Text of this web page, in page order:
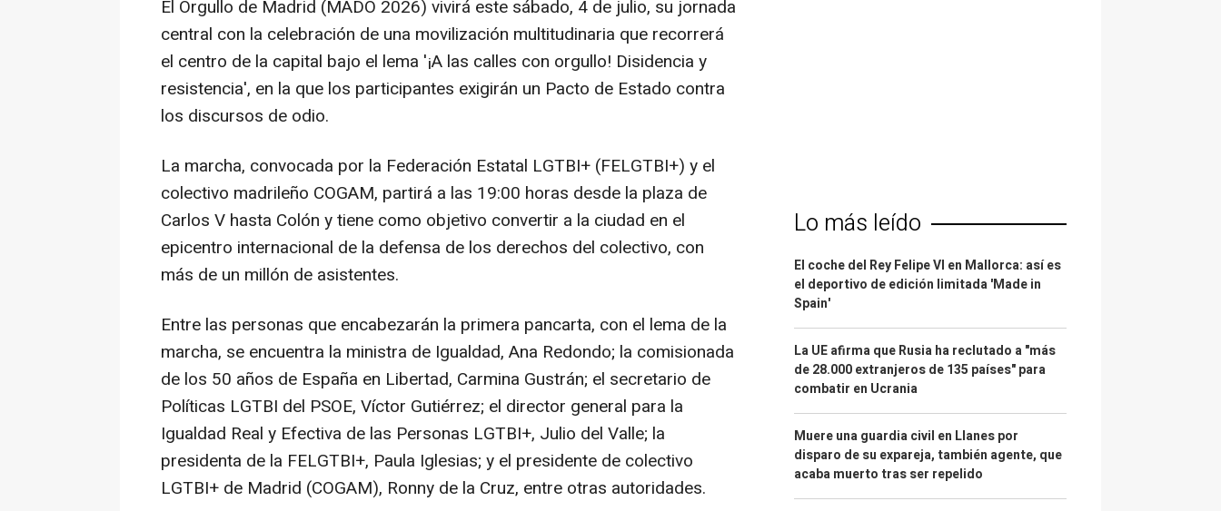
El Orgullo de Madrid (MADO 2026) vivirá este sábado, 4 de julio, su jornada
central con la celebración de una movilización multitudinaria que recorrerá
el centro de la capital bajo el lema '¡A las calles con orgullo! Disidencia y
resistencia', en la que los participantes exigirán un Pacto de Estado contra
los discursos de odio.
La marcha, convocada por la Federación Estatal LGTBI+ (FELGTBI+) y el
colectivo madrileño COGAM, partirá a las 19:00 horas desde la plaza de
Carlos V hasta Colón y tiene como objetivo convertir a la ciudad en el
epicentro internacional de la defensa de los derechos del colectivo, con
más de un millón de asistentes.
Entre las personas que encabezarán la primera pancarta, con el lema de la
marcha, se encuentra la ministra de Igualdad, Ana Redondo; la comisionada
de los 50 años de España en Libertad, Carmina Gustrán; el secretario de
Políticas LGTBI del PSOE, Víctor Gutiérrez; el director general para la
Igualdad Real y Efectiva de las Personas LGTBI+, Julio del Valle; la
presidenta de la FELGTBI+, Paula Iglesias; y el presidente de colectivo
LGTBI+ de Madrid (COGAM), Ronny de la Cruz, entre otras autoridades.
Lo más leído
El coche del Rey Felipe VI en Mallorca: así es
el deportivo de edición limitada 'Made in
Spain'
La UE afirma que Rusia ha reclutado a "más
de 28.000 extranjeros de 135 países" para
combatir en Ucrania
Muere una guardia civil en Llanes por
disparo de su expareja, también agente, que
acaba muerto tras ser repelido